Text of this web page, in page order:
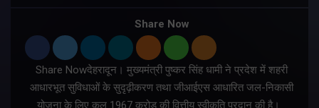
Share Now
Share Nowदेहरादून। मुख्यमंत्री पुष्कर सिंह धामी ने प्रदेश में शहरी
आधारभूत सुविधाओं के सुदृढ़ीकरण तथा जीआईएस आधारित जल-निकासी
योजना के लिए कुल 1967 करोड़ की वित्तीय स्वीकृति प्रदान की है।…